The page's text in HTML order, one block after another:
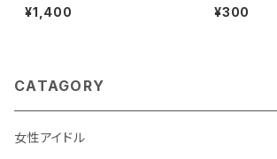
¥1,400 ¥300
CATAGORY
女性アイドル